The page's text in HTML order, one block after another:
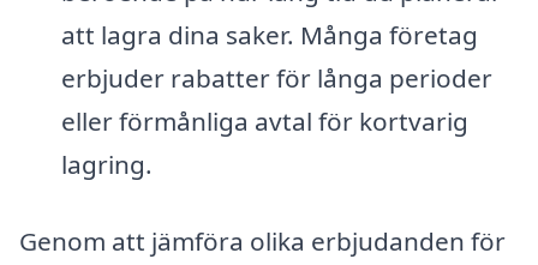
att lagra dina saker. Många företag
erbjuder rabatter för långa perioder
eller förmånliga avtal för kortvarig
lagring.
Genom att jämföra olika erbjudanden för